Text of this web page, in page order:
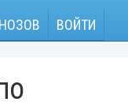
ВОЙТИ